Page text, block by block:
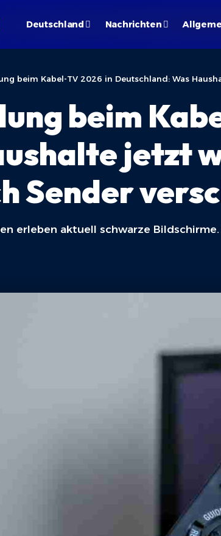
Deutschland Nachrichten
beim Kabel-TV 2026 in Deutschland: Was
beim
jetzt
Sender
erleben aktuell schwarze